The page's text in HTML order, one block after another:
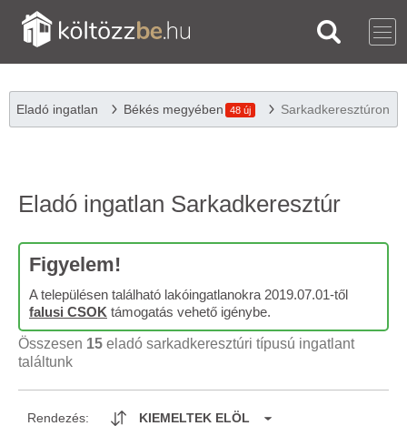
Eladó ingatlan Békés megyében 48 új Sarkadkeresztúron
Eladó ingatlan Sarkadkeresztúr
Figyelem!
A településen található lakóingatlanokra 2019.07.01-től
falusi CSOK támogatás vehető igénybe.
Összesen 15 eladó sarkadkeresztúri típusú ingatlant
találtunk
Rendezés: KIEMELTEK ELÖL